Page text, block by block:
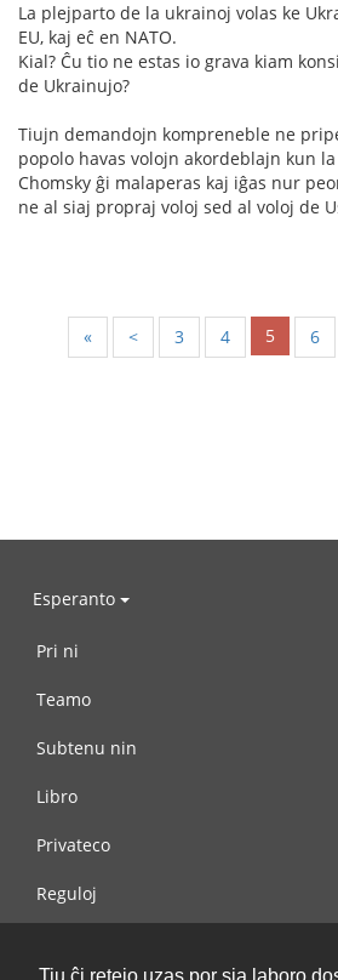
La plejparto de la ukrainoj volas ke
EU, kaj eĉ en NATO.
Kial? Ĉu tio ne estas io grava kiam
de Ukrainujo?
Tiujn demandojn kompreneble ne
popolo havas volojn akordeblajn kun
Chomsky ĝi malaperas kaj iĝas nur
ne al siaj propraj voloj sed al voloj de
« < 3 4 5 6
Esperanto
Pri ni
Teamo
Subtenu nin
Libro
Privateco
Reguloj